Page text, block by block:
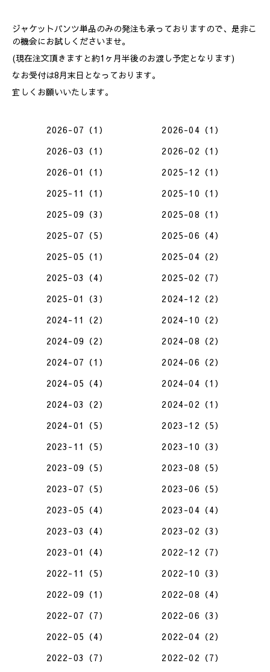
ジャケットパンツ単品のみの発注も承っておりますので、是非こ
の機会にお試しくださいませ。
(現在注文頂きますと約1ヶ月半後のお渡し予定となります)
なお受付は8月末日となっております。
宜しくお願いいたします。
2026-07（1）
2026-04（1）
2026-03（1）
2026-02（1）
2026-01（1）
2025-12（1）
2025-11（1）
2025-10（1）
2025-09（3）
2025-08（1）
2025-07（5）
2025-06（4）
2025-05（1）
2025-04（2）
2025-03（4）
2025-02（7）
2025-01（3）
2024-12（2）
2024-11（2）
2024-10（2）
2024-09（2）
2024-08（2）
2024-07（1）
2024-06（2）
2024-05（4）
2024-04（1）
2024-03（2）
2024-02（1）
2024-01（5）
2023-12（5）
2023-11（5）
2023-10（3）
2023-09（5）
2023-08（5）
2023-07（5）
2023-06（5）
2023-05（4）
2023-04（4）
2023-03（4）
2023-02（3）
2023-01（4）
2022-12（7）
2022-11（5）
2022-10（3）
2022-09（1）
2022-08（4）
2022-07（7）
2022-06（3）
2022-05（4）
2022-04（2）
2022-03（7）
2022-02（7）